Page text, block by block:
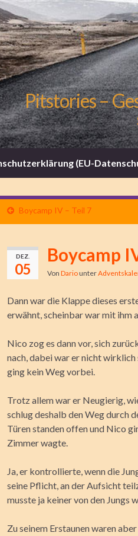
Pitstories –
(EU-
Boycamp IV – Teil 7
DEZ.
05
Boycamp
Von Dariounter
Dann war die Klappe dieses
erwähnt, scheinbar war mit ihm
Nico zog es dann vor, sich
nach, dabei war er nicht wirklich
ging kein Weg vorbei.
Trotz allem war er Neugierig,
schlug deshalb den Weg durch
Türen standen offen und Nico
Zimmer wagte.
Ja, er kontrollierte, wenn die
seine Pflicht, an der Aufsicht
musste ja keiner von den Jungs
Zu seinem Erstaunen waren